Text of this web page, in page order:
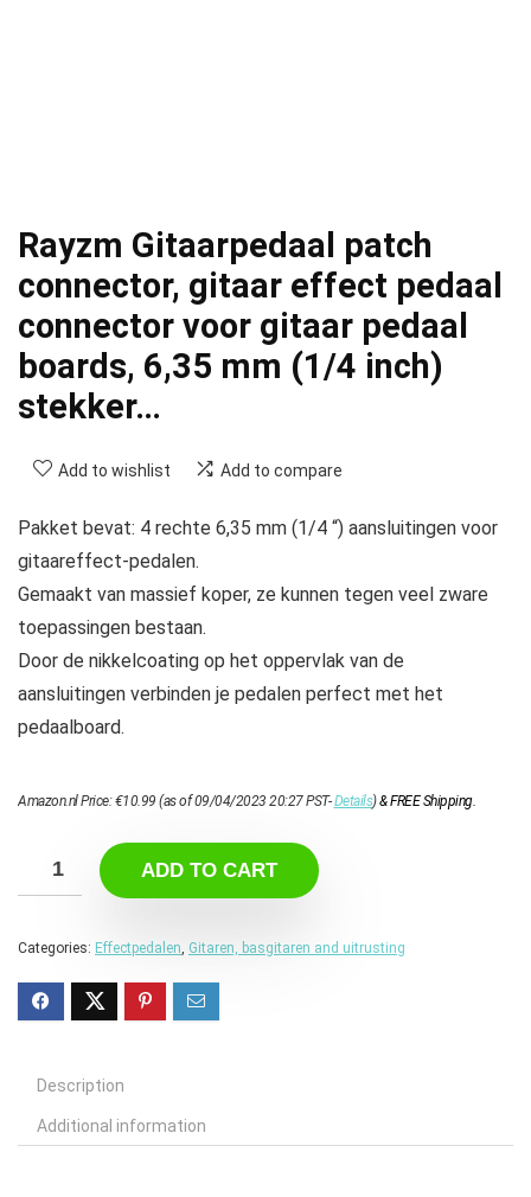
Rayzm Gitaarpedaal patch
connector, gitaar effect pedaal
connector voor gitaar pedaal
boards, 6,35 mm (1/4 inch)
stekker…
Add to wishlist Add to compare
Pakket bevat: 4 rechte 6,35 mm (1/4 “) aansluitingen voor
gitaareffect-pedalen.
Gemaakt van massief koper, ze kunnen tegen veel zware
toepassingen bestaan.
Door de nikkelcoating op het oppervlak van de
aansluitingen verbinden je pedalen perfect met het
pedaalboard.
Amazon.nl Price:€10.99 (as of 09/04/2023 20:27 PST-Details)&FREE Shipping.
ADD TO CART
Categories: Effectpedalen, Gitaren, basgitaren and uitrusting
Description
Additional information